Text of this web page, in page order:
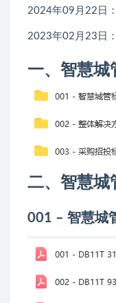
2024年09月22日
2023年02月23日
一、智慧城
二、智慧城
001 – 智慧城